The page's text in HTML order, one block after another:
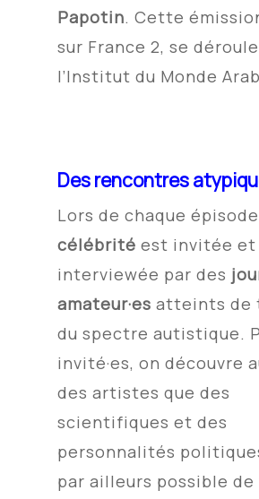
Papotin. Cette
sur France 2, se
l’Institut du Monde
Des rencontres
Lors de chaque
célébrité est invitée et
interviewée par des
amateur·es atteints de
du spectre autistique.
invité·es, on découvre
des artistes que des
scientifiques et des
personnalités
par ailleurs possible de